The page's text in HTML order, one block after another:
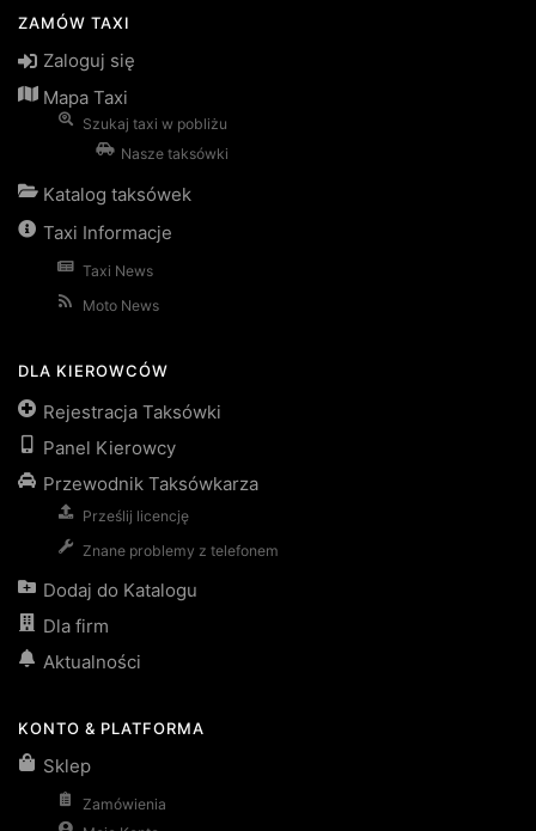
ZAMÓW TAXI
Zaloguj się
Mapa Taxi
Szukaj taxi w pobliżu
Nasze taksówki
Katalog taksówek
Taxi Informacje
Taxi News
Moto News
DLA KIEROWCÓW
Rejestracja Taksówki
Panel Kierowcy
Przewodnik Taksówkarza
Prześlij licencję
Znane problemy z telefonem
Dodaj do Katalogu
Dla firm
Aktualności
KONTO & PLATFORMA
Sklep
Zamówienia